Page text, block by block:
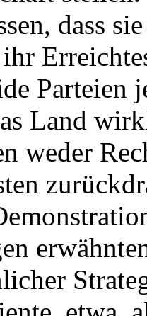
dass
Parteien
Land
weder